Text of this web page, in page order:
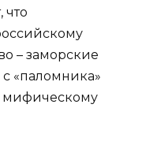
что
– заморские
«паломника»
мифическому